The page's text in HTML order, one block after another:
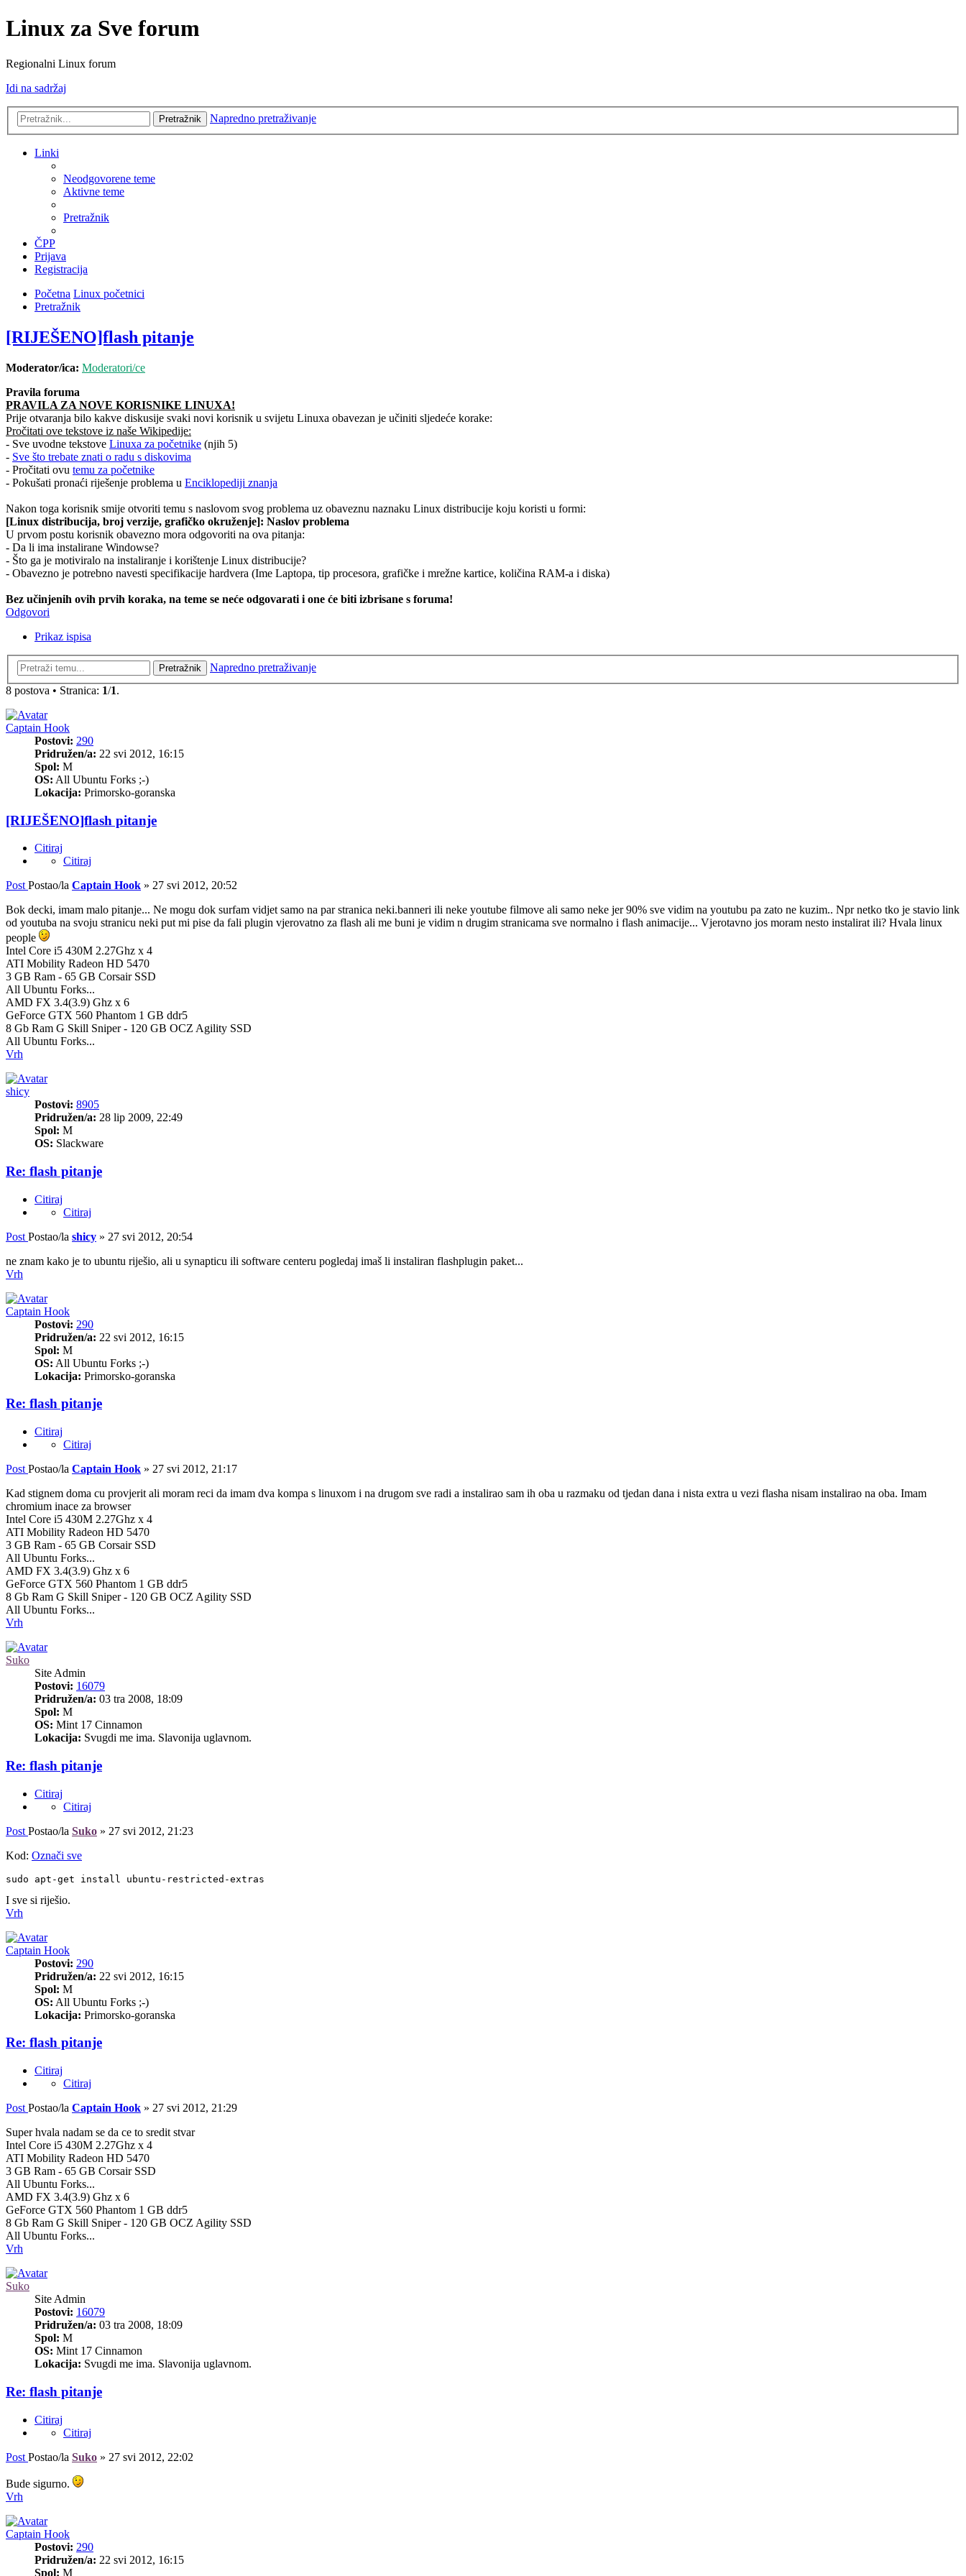
Linux za Sve forum
Regionalni Linux forum
Idi na sadržaj
Pretražnik Napredno pretraživanje
Linki
Neodgovorene teme
Aktivne teme
Pretražnik
ČPP
Prijava
Registracija
Početna Linux početnici
Pretražnik
[RIJEŠENO]flash pitanje
Moderator/ica: Moderatori/ce
Pravila foruma
PRAVILA ZA NOVE KORISNIKE LINUXA!
Prije otvaranja bilo kakve diskusije svaki novi korisnik u svijetu Linuxa obavezan je učiniti sljedeće korake:
Pročitati ove tekstove iz naše Wikipedije:
- Sve uvodne tekstove Linuxa za početnike (njih 5)
- Sve što trebate znati o radu s diskovima
- Pročitati ovu temu za početnike
- Pokušati pronaći riješenje problema u Enciklopediji znanja
Nakon toga korisnik smije otvoriti temu s naslovom svog problema uz obaveznu naznaku Linux distribucije koju koristi u formi:
[Linux distribucija, broj verzije, grafičko okruženje]: Naslov problema
U prvom postu korisnik obavezno mora odgovoriti na ova pitanja:
- Da li ima instalirane Windowse?
- Što ga je motiviralo na instaliranje i korištenje Linux distribucije?
- Obavezno je potrebno navesti specifikacije hardvera (Ime Laptopa, tip procesora, grafičke i mrežne kartice, količina RAM-a i diska)
Bez učinjenih ovih prvih koraka, na teme se neće odgovarati i one će biti izbrisane s foruma!
Odgovori
Prikaz ispisa
Pretražnik
Napredno pretraživanje
8 postova • Stranica: 1/1.
Captain Hook
Postovi: 290
Pridružen/a: 22 svi 2012, 16:15
Spol: M
OS: All Ubuntu Forks ;-)
Lokacija: Primorsko-goranska
[RIJEŠENO]flash pitanje
Citiraj
Citiraj
Post Postao/la Captain Hook » 27 svi 2012, 20:52
Bok decki, imam malo pitanje... Ne mogu dok surfam vidjet samo na par stranica neki.banneri ili neke youtube filmove ali samo neke jer 90% sve vidim na youtubu pa zato ne kuzim.. Npr netko tko je stavio link
od youtuba na svoju stranicu neki put mi pise da fali plugin vjerovatno za flash ali me buni je vidim n drugim stranicama sve normalno i flash animacije... Vjerotavno jos moram nesto instalirat ili? Hvala linux
people
Intel Core i5 430M 2.27Ghz x 4
ATI Mobility Radeon HD 5470
3 GB Ram - 65 GB Corsair SSD
All Ubuntu Forks...
AMD FX 3.4(3.9) Ghz x 6
GeForce GTX 560 Phantom 1 GB ddr5
8 Gb Ram G Skill Sniper - 120 GB OCZ Agility SSD
All Ubuntu Forks...
Vrh
shicy
Postovi: 8905
Pridružen/a: 28 lip 2009, 22:49
Spol: M
OS: Slackware
Re: flash pitanje
Citiraj
Citiraj
Post Postao/la shicy » 27 svi 2012, 20:54
ne znam kako je to ubuntu riješio, ali u synapticu ili software centeru pogledaj imaš li instaliran flashplugin paket...
Vrh
Captain Hook
Postovi: 290
Pridružen/a: 22 svi 2012, 16:15
Spol: M
OS: All Ubuntu Forks ;-)
Lokacija: Primorsko-goranska
Re: flash pitanje
Citiraj
Citiraj
Post Postao/la Captain Hook » 27 svi 2012, 21:17
Kad stignem doma cu provjerit ali moram reci da imam dva kompa s linuxom i na drugom sve radi a instalirao sam ih oba u razmaku od tjedan dana i nista extra u vezi flasha nisam instalirao na oba. Imam
chromium inace za browser
Intel Core i5 430M 2.27Ghz x 4
ATI Mobility Radeon HD 5470
3 GB Ram - 65 GB Corsair SSD
All Ubuntu Forks...
AMD FX 3.4(3.9) Ghz x 6
GeForce GTX 560 Phantom 1 GB ddr5
8 Gb Ram G Skill Sniper - 120 GB OCZ Agility SSD
All Ubuntu Forks...
Vrh
Suko
Site Admin
Postovi: 16079
Pridružen/a: 03 tra 2008, 18:09
Spol: M
OS: Mint 17 Cinnamon
Lokacija: Svugdi me ima. Slavonija uglavnom.
Re: flash pitanje
Citiraj
Citiraj
Post Postao/la Suko » 27 svi 2012, 21:23
Kod: Označi sve
sudo apt-get install ubuntu-restricted-extras
I sve si riješio.
Vrh
Captain Hook
Postovi: 290
Pridružen/a: 22 svi 2012, 16:15
Spol: M
OS: All Ubuntu Forks ;-)
Lokacija: Primorsko-goranska
Re: flash pitanje
Citiraj
Citiraj
Post Postao/la Captain Hook » 27 svi 2012, 21:29
Super hvala nadam se da ce to sredit stvar
Intel Core i5 430M 2.27Ghz x 4
ATI Mobility Radeon HD 5470
3 GB Ram - 65 GB Corsair SSD
All Ubuntu Forks...
AMD FX 3.4(3.9) Ghz x 6
GeForce GTX 560 Phantom 1 GB ddr5
8 Gb Ram G Skill Sniper - 120 GB OCZ Agility SSD
All Ubuntu Forks...
Vrh
Suko
Site Admin
Postovi: 16079
Pridružen/a: 03 tra 2008, 18:09
Spol: M
OS: Mint 17 Cinnamon
Lokacija: Svugdi me ima. Slavonija uglavnom.
Re: flash pitanje
Citiraj
Citiraj
Post Postao/la Suko » 27 svi 2012, 22:02
Bude sigurno.
Vrh
Captain Hook
Postovi: 290
Pridružen/a: 22 svi 2012, 16:15
Spol: M